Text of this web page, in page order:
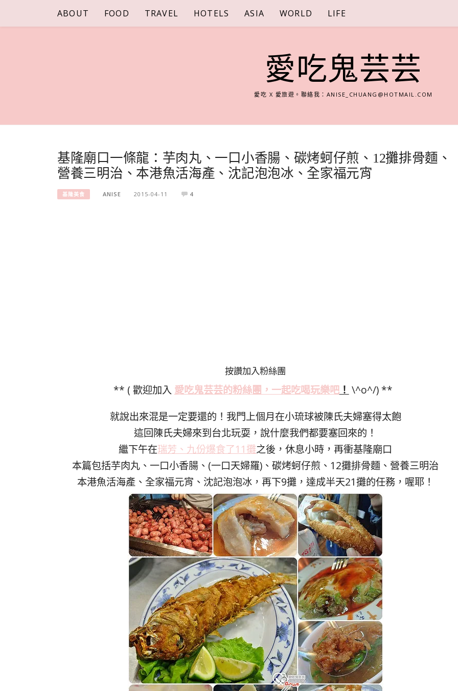
content
ABOUT FOOD TRAVEL HOTELS ASIA WORLD LIFE
愛吃鬼芸芸
愛吃 X 愛旅遊。聯絡我： ANISE_CHUANG@HOTMAIL.COM
基隆廟口一條龍：芋肉丸、一口小香腸、碳烤蚵仔煎、12攤排骨麵、
營養三明治、本港魚活海產、沈記泡泡冰、全家福元宵
基隆美食 ANISE 2015-04-11 4
按讚加入粉絲團
** ( 歡迎加入 愛吃鬼芸芸的粉絲團，一起吃喝玩樂吧！ \^o^/) **
就說出來混是一定要還的！我門上個月在小琉球被陳氏夫婦塞得太飽
這回陳氏夫婦來到台北玩耍，說什麼我們都要塞回來的！
繼下午在瑞芳、九份爆食了11攤之後，休息小時，再衝基隆廟口
本篇包括芋肉丸、一口小香腸、(一口天婦羅)、碳烤蚵仔煎、12攤排骨麵、營養三明治
本港魚活海產、全家福元宵、沈記泡泡冰，再下9攤，達成半天21攤的任務，喔耶！